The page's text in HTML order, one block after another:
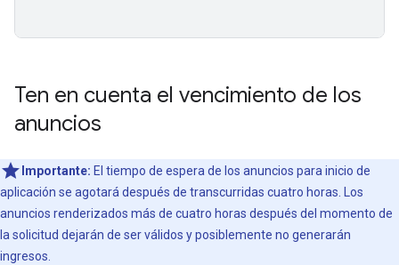
Ten en cuenta el vencimiento de los
anuncios
Importante: El tiempo de espera de los anuncios para inicio de
aplicación se agotará después de transcurridas cuatro horas. Los
anuncios renderizados más de cuatro horas después del momento de
la solicitud dejarán de ser válidos y posiblemente no generarán
ingresos.